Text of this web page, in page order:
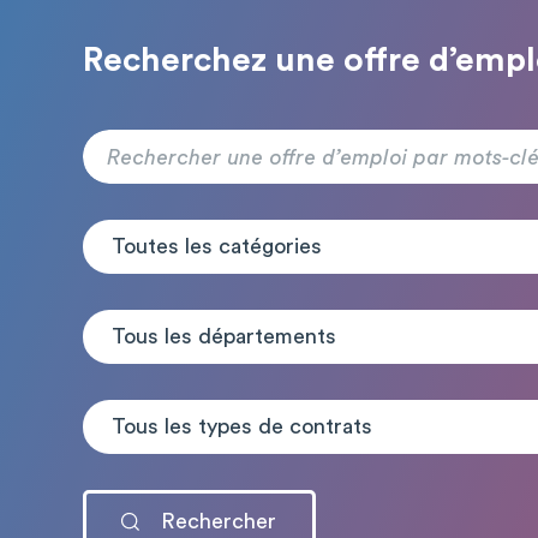
Recherchez une offre
Toutes les catégories
Tous les départements
Tous les types de contrats